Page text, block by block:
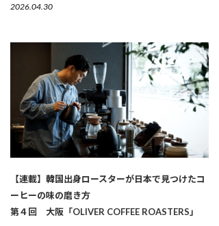
2026.04.30
【連載】韓国出身ロースターが日本で見つけたコ
ーヒーの味の磨き方
第４回 大阪「OLIVER COFFEE ROASTERS」